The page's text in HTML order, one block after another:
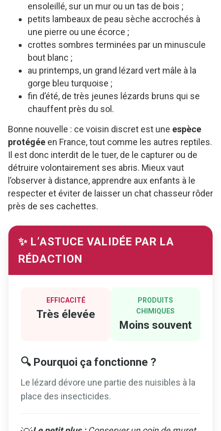
ensoleillé, sur un mur ou un tas de bois ;
petits lambeaux de peau sèche accrochés à
une pierre ou une écorce ;
crottes sombres terminées par un minuscule
bout blanc ;
au printemps, un grand lézard vert mâle à la
gorge bleu turquoise ;
fin d’été, de très jeunes lézards bruns qui se
chauffent près du sol.
Bonne nouvelle : ce voisin discret est une espèce
protégée en France, tout comme les autres reptiles.
Il est donc interdit de le tuer, de le capturer ou de
détruire volontairement ses abris. Mieux vaut
l’observer à distance, apprendre aux enfants à le
respecter et éviter de laisser un chat chasseur rôder
près de ses cachettes.
✨ L’ASTUCE VALIDÉE PAR LA
RÉDACTION
EFFICACITÉ
Très élevée
PRODUITS
CHIMIQUES
Moins souvent
🔍 Pourquoi ça fonctionne ?
Le lézard dévore une partie des nuisibles à la
place des insecticides.